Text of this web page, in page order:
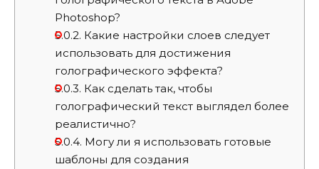
Photoshop?
5.0.2. Какие настройки слоев следует
использовать для достижения
голографического эффекта?
5.0.3. Как сделать так, чтобы
голографический текст выглядел более
реалистично?
5.0.4. Могу ли я использовать готовые
шаблоны для создания